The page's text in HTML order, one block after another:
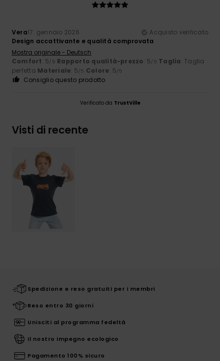
Vera17. gennaio 2026
Acquisto verificato
Design accattivante e qualità comprovata
Mostra originale - Deutsch
Comfort: 5/5 Rapporto qualità-prezzo: 5/5 Taglia: Taglia
perfetta Materiale: 5/5 Colore: 5/5
Consiglio questo prodotto
Verificato da TrustVille
Visti di recente
Spedizione e reso gratuiti per i membri
Reso entro 30 giorni
Unisciti al programma fedeltà
Il nostro impegno ecologico
Pagamento 100% sicuro